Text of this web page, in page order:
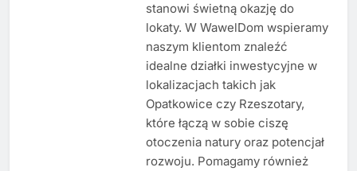
stanowi świetną okazję do
lokaty. W WawelDom wspieramy
naszym klientom znaleźć
idealne działki inwestycyjne w
lokalizacjach takich jak
Opatkowice czy Rzeszotary,
które łączą w sobie ciszę
otoczenia natury oraz potencjał
rozwoju. Pomagamy również